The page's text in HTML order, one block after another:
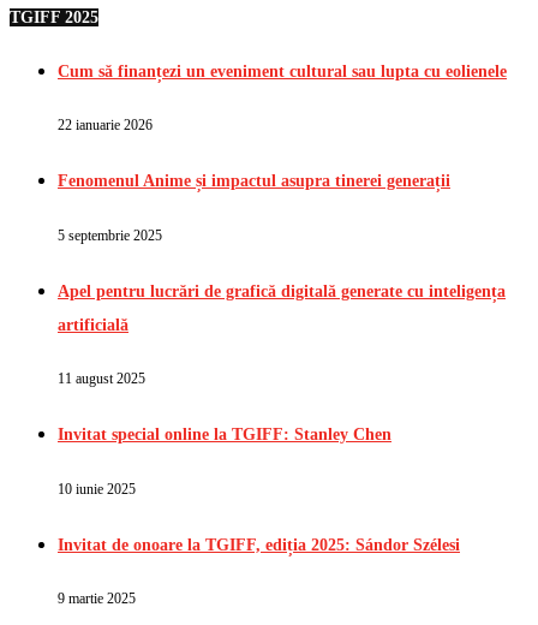
TGIFF 2025
Cum să finanțezi un eveniment cultural sau lupta cu eolienele
22 ianuarie 2026
Fenomenul Anime și impactul asupra tinerei generații
5 septembrie 2025
Apel pentru lucrări de grafică digitală generate cu inteligența
artificială
11 august 2025
Invitat special online la TGIFF: Stanley Chen
10 iunie 2025
Invitat de onoare la TGIFF, ediția 2025: Sándor Szélesi
9 martie 2025